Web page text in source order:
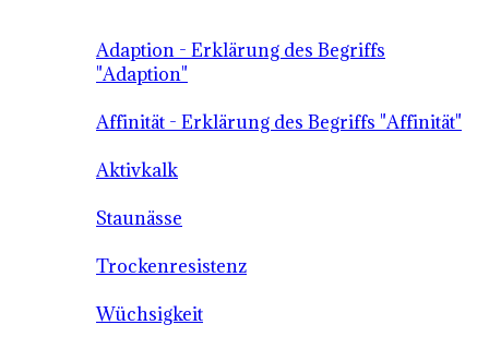
Adaption - Erklärung des Begriffs
"Adaption"
Affinität - Erklärung des Begriffs "Affinität"
Aktivkalk
Staunässe
Trockenresistenz
Wüchsigkeit